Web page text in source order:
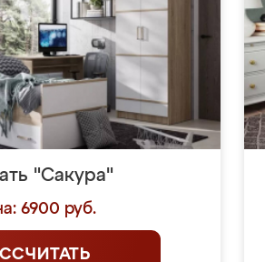
"Сакура"
6900 руб.